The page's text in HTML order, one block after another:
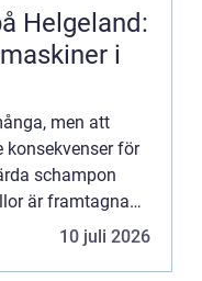
Helgeland:
i
men att
för
schampon
är framtagna
10 juli 2026